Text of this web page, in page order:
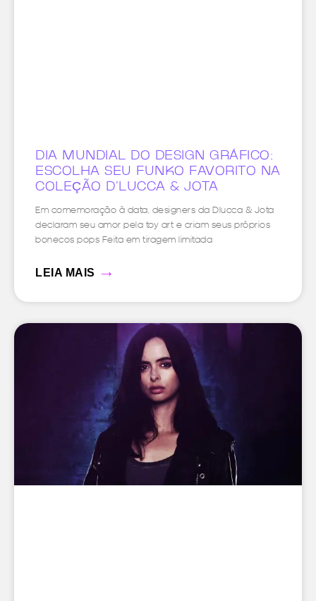
DIA MUNDIAL DO DESIGN GRÁFICO:
ESCOLHA SEU FUNKO FAVORITO NA
COLEÇÃO D’LUCCA & JOTA
Em comemoração à data, designers da Dlucca & Jota
declaram seu amor pela toy art e criam seus próprios
bonecos pops Feita em tiragem limitada
LEIA MAIS →